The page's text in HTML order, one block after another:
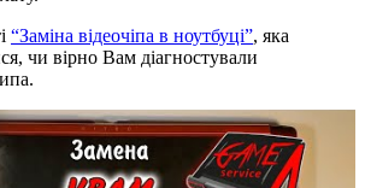
“Заміна відеочіпа в ноутбуці”, яка
чи вірно Вам діагностували